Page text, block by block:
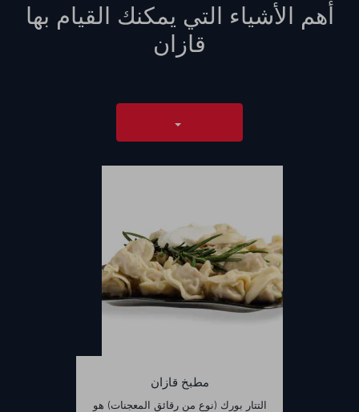
أهم الأشياء التي يمكنك القيام بها
قازان
مطبخ قازان
التتار بورك (نوع من رقائق المعجنات) هو